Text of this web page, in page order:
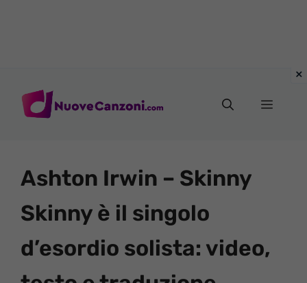
Menu
Ashton Irwin – Skinny
Skinny è il singolo
d’esordio solista: video,